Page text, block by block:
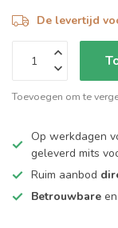
De levertijd
Toevoegen om te
Op werkdagen
geleverd mits
Ruim aanbod
Betrouwbare en